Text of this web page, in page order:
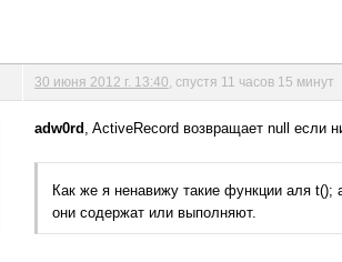
30 июня 2012 г. 13:40 , спустя 11 часов 15 минут
adw0rd , ActiveRecord возвращает null если
Как же я ненавижу такие функции аля
они содержат или выполняют.